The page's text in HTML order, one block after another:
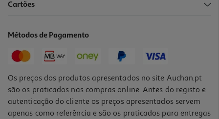
Cartões
Métodos de Pagamento
Os preços dos produtos apresentados no site Auchan.pt
são os praticados nas compras online. Antes do registo e
autenticação do cliente os preços apresentados servem
apenas como referência e são os praticados para entregas